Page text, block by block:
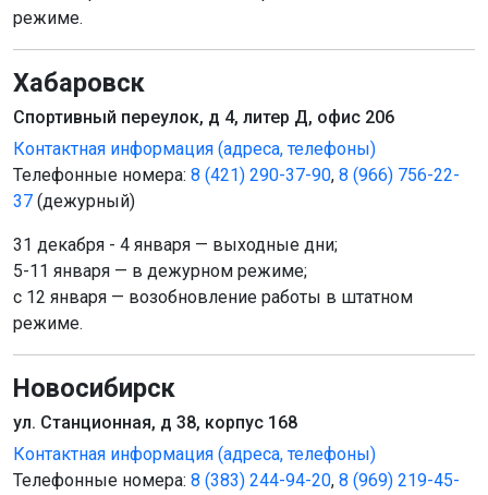
режиме.
Хабаровск
Спортивный переулок, д 4, литер Д, офис 206
Контактная информация (адреса, телефоны)
Телефонные номера: 8 (421) 290-37-90, 8 (966) 756-22-
37 (дежурный)
31 декабря - 4 января — выходные дни;
5-11 января — в дежурном режиме;
c 12 января — возобновление работы в штатном
режиме.
Новосибирск
ул. Станционная, д 38, корпус 168
Контактная информация (адреса, телефоны)
Телефонные номера: 8 (383) 244-94-20, 8 (969) 219-45-